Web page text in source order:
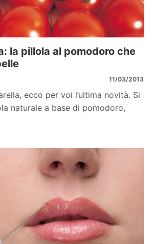
la pillola al pomodoro che
11/03/2013
ecco per voi l’ultima novità. Si
naturale a base di pomodoro,